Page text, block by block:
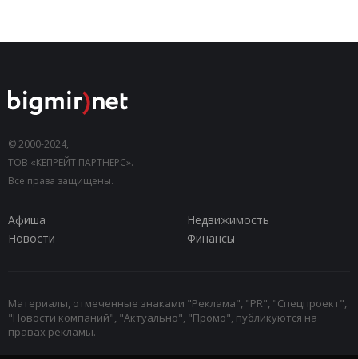
© 2000-2024,
ТОВ «КЕПРЕЙТ ПАРТНЕРС».
Все права защищены.
Афиша
Недвижимость
Новости
Финансы
Материалы, отмеченные знаками "Реклама", "PR", "Спецпроект",
"Новости компаний", "Актуально", "Промо", публикуются на
правах рекламы.